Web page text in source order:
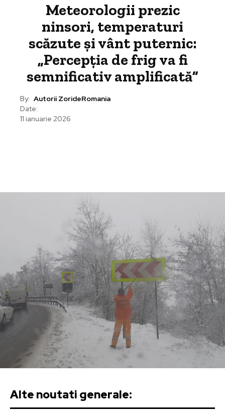
Meteorologii prezic
ninsori, temperaturi
scăzute și vânt puternic:
„Percepția de frig va fi
semnificativ amplificată”
By: Autorii ZorideRomania
Date:
11 ianuarie 2026
Alte noutati generale: